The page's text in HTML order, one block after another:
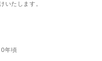
いたします。
年頃